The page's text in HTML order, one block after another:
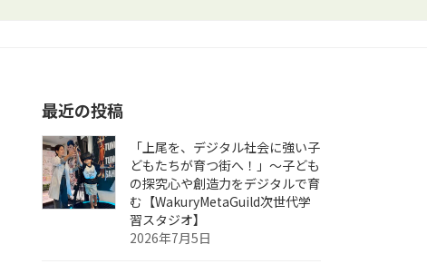
最近の投稿
「上尾を、デジタル社会に強い子
どもたちが育つ街へ！」〜子ども
の探究心や創造力をデジタルで育
む【WakuryMetaGuild次世代学
習スタジオ】
2026年7月5日